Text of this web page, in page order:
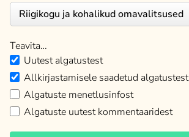
Teavita…
Uutest algatustest
Allkirjastamisele saadetud algatustest
Algatuste menetlusinfost
Algatuste uutest kommentaaridest